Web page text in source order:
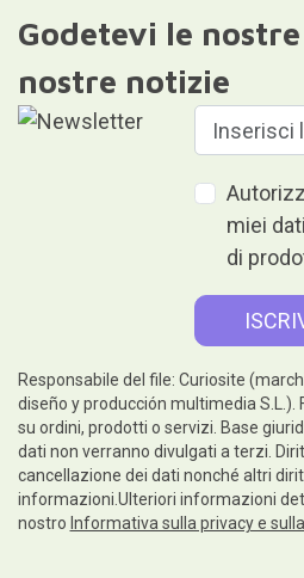
Godetevi le
nostre notizie
miei
di
Responsabile del file: Curiosite
diseño y producción multimedia
su ordini, prodotti o servizi. Base
dati non verranno divulgati a terzi.
cancellazione dei dati nonché altri
informazioni.Ulteriori informazioni
nostro Informativa sulla privacy e